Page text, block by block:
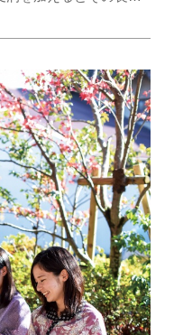
家の主将平景清が長ら